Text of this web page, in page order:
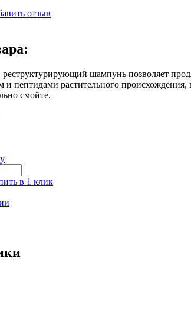
отзыв
шампунь позволяет
и пептидами растительного
смойте.
в 1 клик